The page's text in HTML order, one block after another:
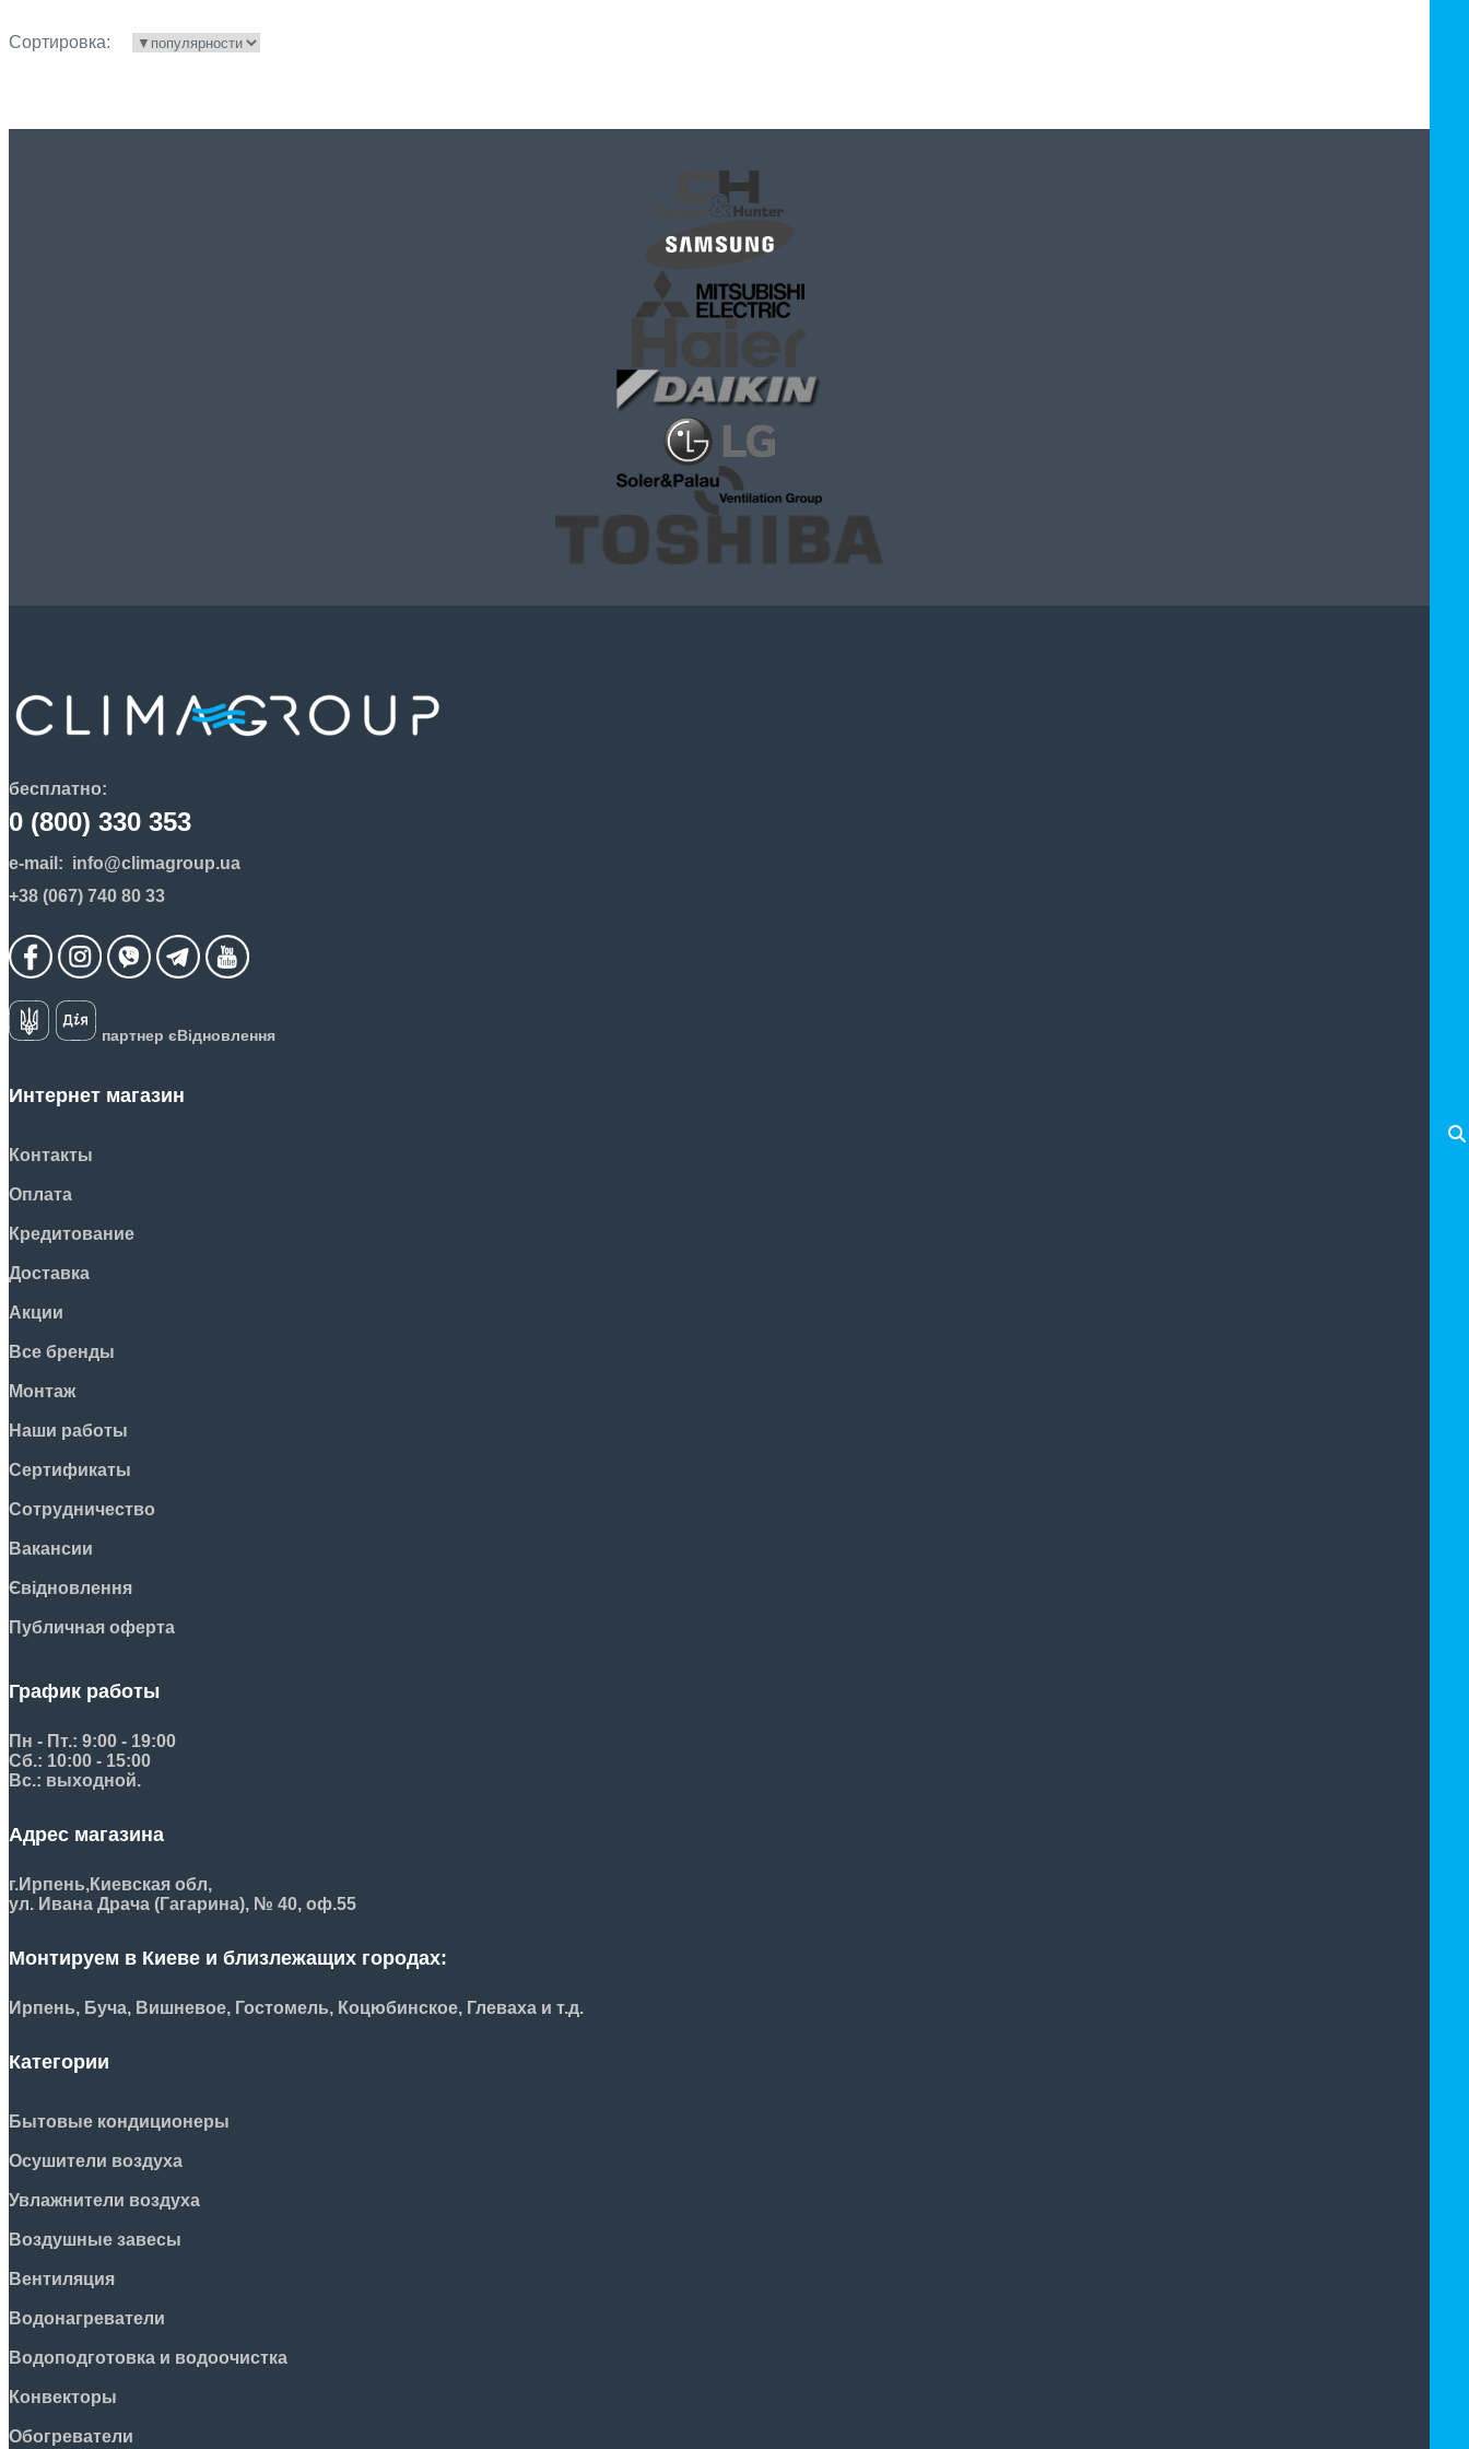
Сортировка:
бесплатно:
0 (800) 330 353
e-mail: info@climagroup.ua
+38 (067) 740 80 33
партнер єВідновлення
Интернет магазин
Контакты
Оплата
Кредитование
Доставка
Акции
Все бренды
Монтаж
Наши работы
Сертификаты
Сотрудничество
Вакансии
Євідновлення
Публичная оферта
График работы
Пн - Пт.: 9:00 - 19:00
Сб.: 10:00 - 15:00
Вс.: выходной.
Адрес магазина
г.Ирпень,Киевская обл,
ул. Ивана Драча (Гагарина), № 40, оф.55
Монтируем в Киеве и близлежащих городах:
Ирпень, Буча, Вишневое, Гостомель, Коцюбинское, Глеваха и т.д.
Категории
Бытовые кондиционеры
Осушители воздуха
Увлажнители воздуха
Воздушные завесы
Вентиляция
Водонагреватели
Водоподготовка и водоочистка
Конвекторы
Обогреватели